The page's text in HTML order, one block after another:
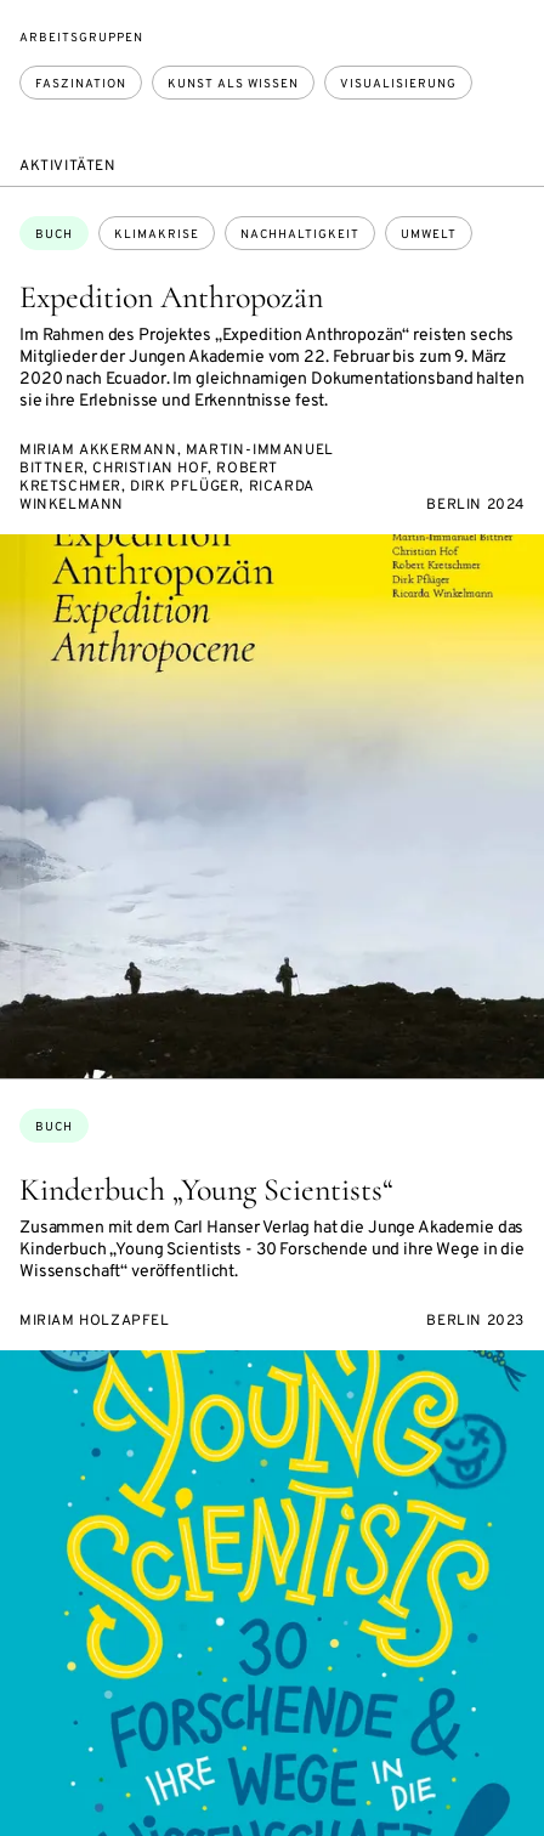
ARBEITSGRUPPEN
FASZINATION KUNST ALS WISSEN VISUALISIERUNG
AKTIVITÄTEN
Expedition Anthropozän
Im Rahmen des Projektes „Expedition Anthropozän“ reisten sechs
Mitglieder der Jungen Akademie vom 22. Februar bis zum 9. März
2020 nach Ecuador. Im gleichnamigen Dokumentationsband halten
sie ihre Erlebnisse und Erkenntnisse fest.
Themen:
BUCH KLIMAKRISE NACHHALTIGKEIT UMWELT
MIRIAM AKKERMANN, MARTIN-IMMANUEL
BITTNER, CHRISTIAN HOF, ROBERT
KRETSCHMER, DIRK PFLÜGER, RICARDA
WINKELMANN
BERLIN 2024
Kinderbuch „Young Scientists“
Zusammen mit dem Carl Hanser Verlag hat die Junge Akademie das
Kinderbuch „Young Scientists - 30 Forschende und ihre Wege in die
Wissenschaft“ veröffentlicht.
Themen:
BUCH
MIRIAM HOLZAPFEL BERLIN 2023